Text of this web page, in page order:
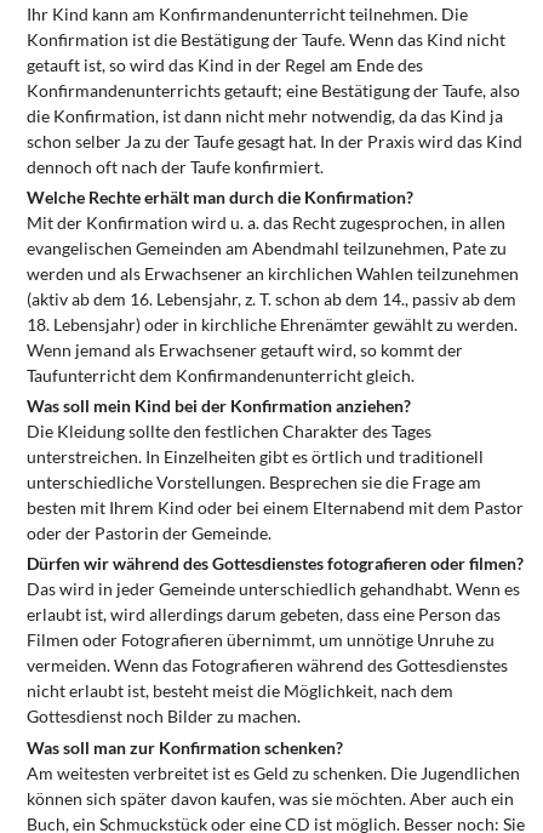
Ihr Kind kann am Konfirmandenunterricht teilnehmen. Die
Konfirmation ist die Bestätigung der Taufe. Wenn das Kind nicht
getauft ist, so wird das Kind in der Regel am Ende des
Konfirmandenunterrichts getauft; eine Bestätigung der Taufe, also
die Konfirmation, ist dann nicht mehr notwendig, da das Kind ja
schon selber Ja zu der Taufe gesagt hat. In der Praxis wird das Kind
dennoch oft nach der Taufe konfirmiert.
Welche Rechte erhält man durch die Konfirmation?
Mit der Konfirmation wird u. a. das Recht zugesprochen, in allen
evangelischen Gemeinden am Abendmahl teilzunehmen, Pate zu
werden und als Erwachsener an kirchlichen Wahlen teilzunehmen
(aktiv ab dem 16. Lebensjahr, z. T. schon ab dem 14., passiv ab dem
18. Lebensjahr) oder in kirchliche Ehrenämter gewählt zu werden.
Wenn jemand als Erwachsener getauft wird, so kommt der
Taufunterricht dem Konfirmandenunterricht gleich.
Was soll mein Kind bei der Konfirmation anziehen?
Die Kleidung sollte den festlichen Charakter des Tages
unterstreichen. In Einzelheiten gibt es örtlich und traditionell
unterschiedliche Vorstellungen. Besprechen sie die Frage am
besten mit Ihrem Kind oder bei einem Elternabend mit dem Pastor
oder der Pastorin der Gemeinde.
Dürfen wir während des Gottesdienstes fotografieren oder filmen?
Das wird in jeder Gemeinde unterschiedlich gehandhabt. Wenn es
erlaubt ist, wird allerdings darum gebeten, dass eine Person das
Filmen oder Fotografieren übernimmt, um unnötige Unruhe zu
vermeiden. Wenn das Fotografieren während des Gottesdienstes
nicht erlaubt ist, besteht meist die Möglichkeit, nach dem
Gottesdienst noch Bilder zu machen.
Was soll man zur Konfirmation schenken?
Am weitesten verbreitet ist es Geld zu schenken. Die Jugendlichen
können sich später davon kaufen, was sie möchten. Aber auch ein
Buch, ein Schmuckstück oder eine CD ist möglich. Besser noch: Sie